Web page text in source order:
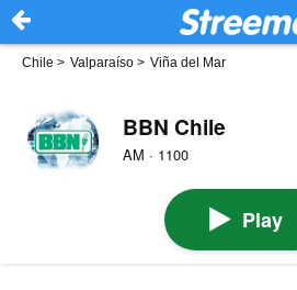
Chile > Valparaíso > Viña del Mar
BBN Chile
AM · 1100
Play